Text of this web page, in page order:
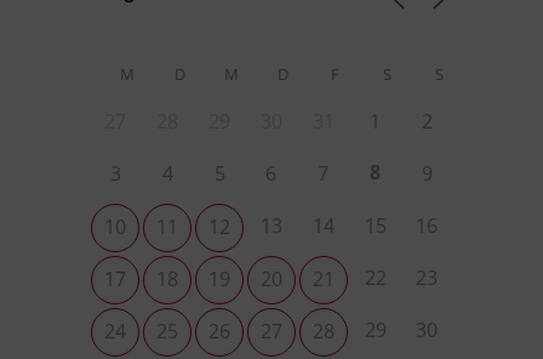
M D M D F S S
1
2
3
4 5 6 7 8
9
10
11 12 13 14 15
16
17
18 19 20 21 22
23
24
25 26 27 28 29
30